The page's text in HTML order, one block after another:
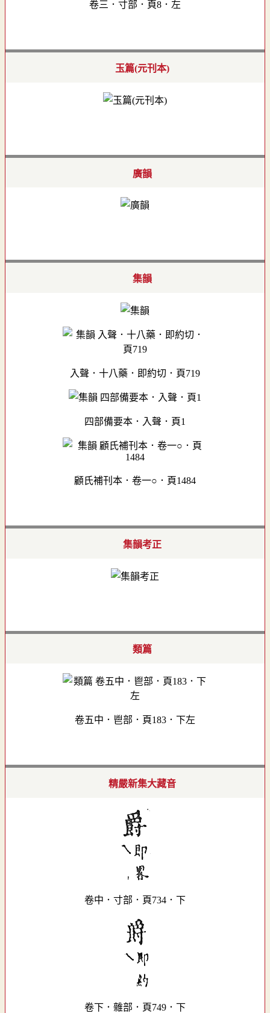
卷三．寸部．頁8．左
玉篇(元刊本)
廣韻
集韻
入聲．十八藥．即約切．頁719
四部備要本．入聲．頁1
顧氏補刊本．卷一○．頁1484
集韻考正
類篇
卷五中．鬯部．頁183．下左
精嚴新集大藏音
卷中．寸部．頁734．下
卷下．雜部．頁749．下